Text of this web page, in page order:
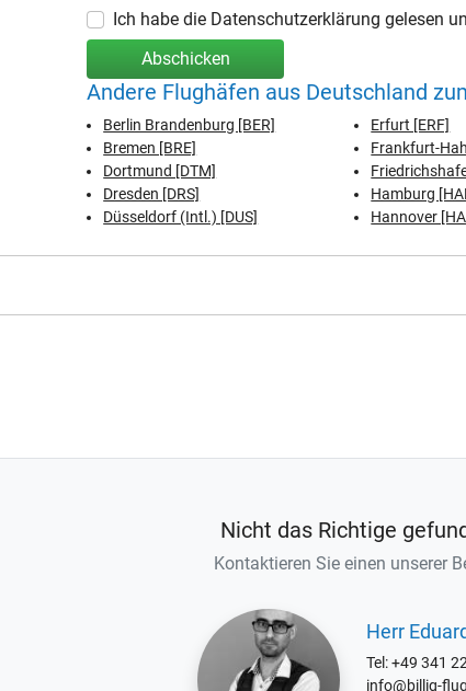
Ich habe die Datenschutzerklärung gelesen
Abschicken
Andere Flughäfen aus Deutschland
Berlin Brandenburg [BER]
Bremen [BRE]
Dortmund [DTM]
Dresden [DRS]
Düsseldorf (Intl.) [DUS]
Erfurt [ERF]
Frankfurt-
Hamburg
Hannover
Nicht das Richtige
Kontaktieren Sie einen unserer
Herr
Tel: +49 341
info@billig-